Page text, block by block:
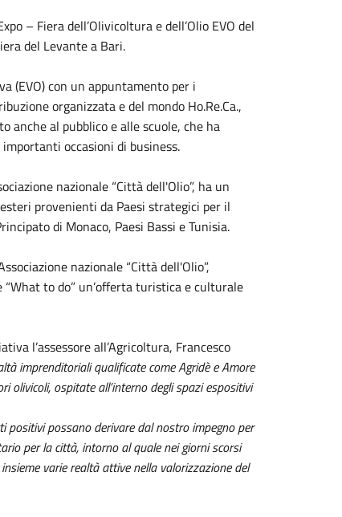
– Fiera dell’Olivicoltura e dell’Olio EVO del
del Levante a Bari.
(EVO) con un appuntamento per i
organizzata e del mondo Ho.Re.Ca.,
anche al pubblico e alle scuole, che ha
occasioni di business.
nazionale “Città dell'Olio”, ha un
provenienti da Paesi strategici per il
di Monaco, Paesi Bassi e Tunisia.
nazionale “Città dell'Olio”,
“What to do” un’offerta turistica e culturale
l’assessore all’Agricoltura, Francesco
imprenditoriali qualificate come Agridè e Amore
olivicoli, ospitate all’interno degli spazi espositivi
positivi possano derivare dal nostro impegno per
per la città, intorno al quale nei giorni scorsi
varie realtà attive nella valorizzazione del